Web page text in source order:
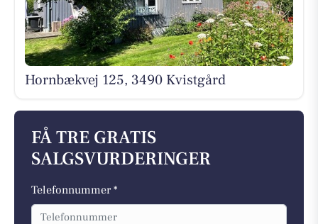
Hornbækvej 125, 3490 Kvistgård
FÅ TRE GRATIS
SALGSVURDERINGER
Telefonnummer *